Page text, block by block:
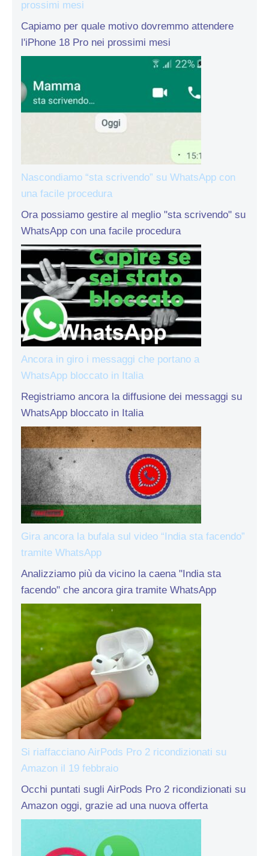
prossimi mesi
Capiamo per quale motivo dovremmo attendere
l'iPhone 18 Pro nei prossimi mesi
Nascondiamo “sta scrivendo” su WhatsApp con
una facile procedura
Ora possiamo gestire al meglio "sta scrivendo" su
WhatsApp con una facile procedura
Ancora in giro i messaggi che portano a
WhatsApp bloccato in Italia
Registriamo ancora la diffusione dei messaggi su
WhatsApp bloccato in Italia
Gira ancora la bufala sul video “India sta facendo”
tramite WhatsApp
Analizziamo più da vicino la caena "India sta
facendo" che ancora gira tramite WhatsApp
Si riaffacciano AirPods Pro 2 ricondizionati su
Amazon il 19 febbraio
Occhi puntati sugli AirPods Pro 2 ricondizionati su
Amazon oggi, grazie ad una nuova offerta